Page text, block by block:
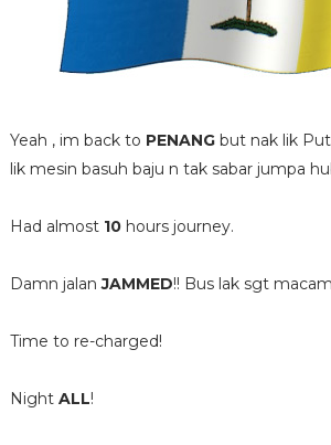
Yeah , im back to PENANG but nak lik
lik mesin basuh baju n tak sabar jumpa
Had almost 10hours journey.
Damn jalanJAMMED!! Bus lak sgt
Time to re-charged!
Night ALL!